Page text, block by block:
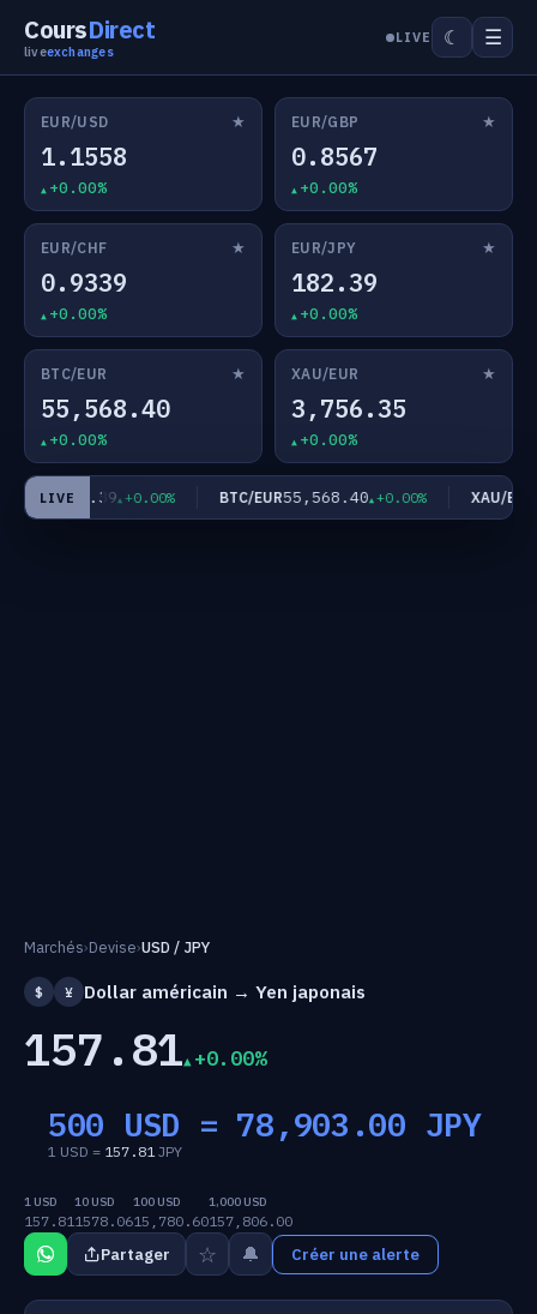
CoursDirect
liveexchanges
LIVE ☾ ☰
EUR/USD ★
1.1558
+0.00%
EUR/GBP ★
0.8567
+0.00%
EUR/CHF ★
0.9339
+0.00%
EUR/JPY ★
182.39
+0.00%
BTC/EUR ★
55,568.40
+0.00%
XAU/EUR ★
3,756.35
+0.00%
LIVE
JPY182.39 +0.00% BTC/EUR55,568.40 +0.00% XAU/EUR
Marchés›Devise›USD / JPY
$ ¥ Dollar américain → Yen japonais
157.81 +0.00%
500 USD = 78,903.00 JPY
1 USD = 157.81JPY
1 USD
157.81
10 USD
1578.06
100 USD
15,780.60
1,000 USD
157,806.00
Partager ☆ 🔔 Créer une alerte